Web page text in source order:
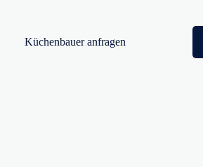
Küchenbauer anfragen